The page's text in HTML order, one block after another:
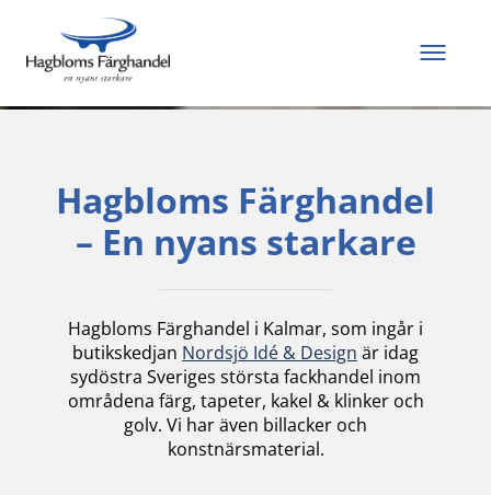
Allt du behöver för
att måla och renovera
Hagbloms Färghandel
– En nyans starkare
Hagbloms Färghandel i Kalmar, som ingår i
butikskedjan Nordsjö Idé & Design är idag
sydöstra Sveriges största fackhandel inom
områdena färg, tapeter, kakel & klinker och
golv. Vi har även billacker och
konstnärsmaterial.